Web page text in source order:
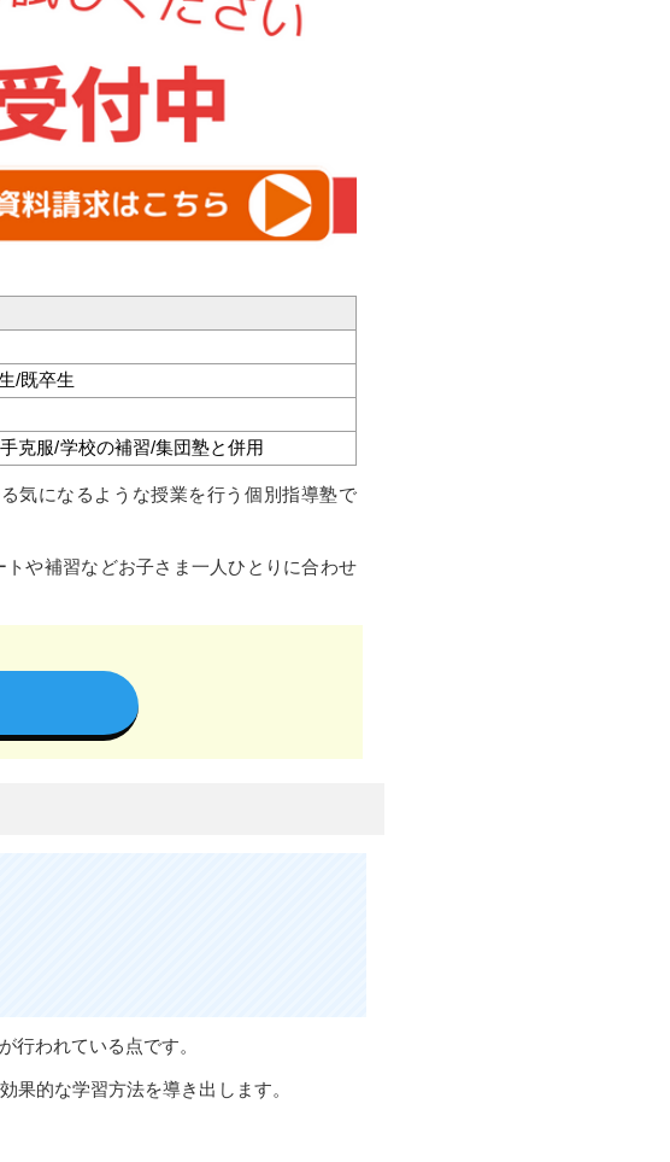
/既卒生
克服/学校の補習/集団塾と併用
気になるような授業を行う個別指導塾で
や補習などお子さま一人ひとりに合わせ
行われている点です。
果的な学習方法を導き出します。